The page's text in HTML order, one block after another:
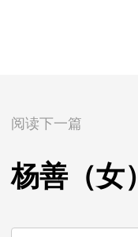
阅读下一篇
杨善（女）